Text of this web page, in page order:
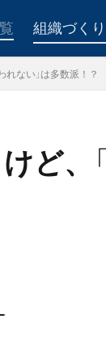
組織づくり
れない」は多数派！？
ど、
ーションアップ 後継者